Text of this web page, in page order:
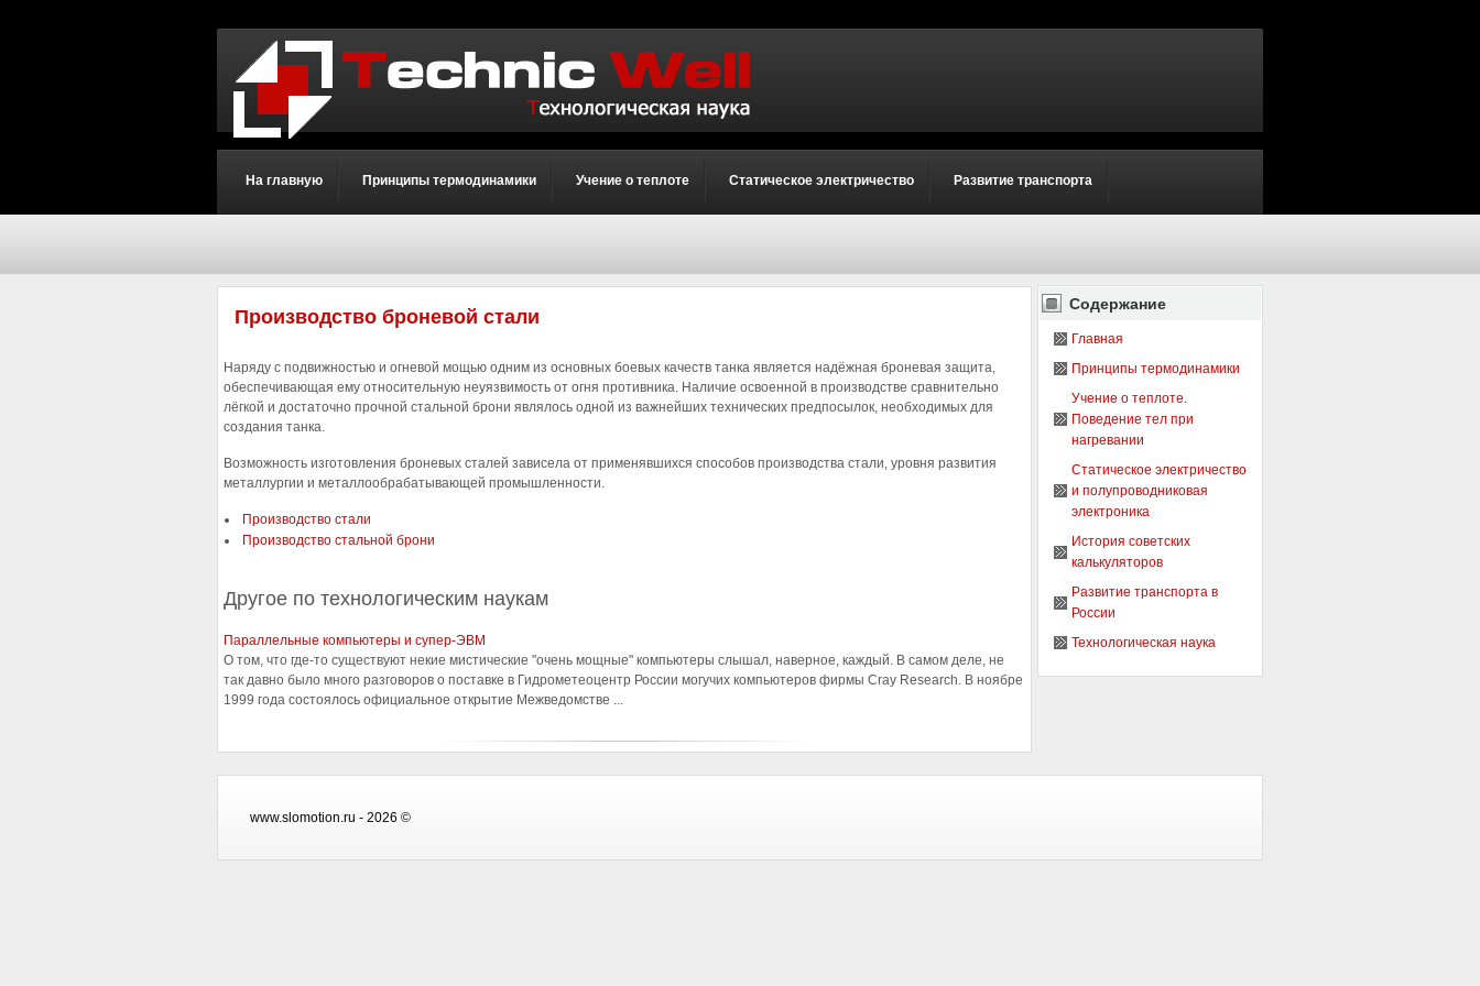
На главную Принципы термодинамики Учение о теплоте Статическое электричество Развитие транспорта
Производство броневой стали
Наряду с подвижностью и огневой мощью одним из основных боевых качеств танка является надёжная броневая защита,
обеспечивающая ему относительную неуязвимость от огня противника. Наличие освоенной в производстве сравнительно
лёгкой и достаточно прочной стальной брони являлось одной из важнейших технических предпосылок, необходимых для
создания танка.
Возможность изготовления броневых сталей зависела от применявшихся способов производства стали, уровня развития
металлургии и металлообрабатывающей промышленности.
Производство стали
Производство стальной брони
Другое по технологическим наукам
Параллельные компьютеры и супер-ЭВМ
О том, что где-то существуют некие мистические "очень мощные" компьютеры слышал, наверное, каждый. В самом деле, не
так давно было много разговоров о поставке в Гидрометеоцентр России могучих компьютеров фирмы Cray Research. В ноябре
1999 года состоялось официальное открытие Межведомстве ...
Содержание
Главная
Принципы термодинамики
Учение о теплоте.
Поведение тел при
нагревании
Статическое электричество
и полупроводниковая
электроника
История советских
калькуляторов
Развитие транспорта в
России
Технологическая наука
www.slomotion.ru - 2026 ©